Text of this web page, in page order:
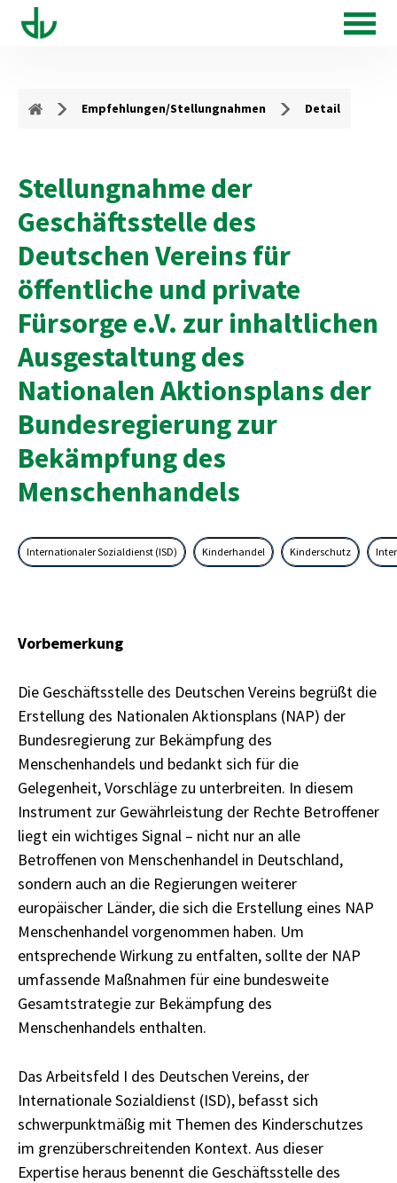
Empfehlungen/Stellungnahmen Detail
Stellungnahme der
Geschäftsstelle des
Deutschen Vereins für
öffentliche und private
Fürsorge e.V. zur inhaltlichen
Ausgestaltung des
Nationalen Aktionsplans der
Bundesregierung zur
Bekämpfung des
Menschenhandels
Internationaler Sozialdienst (ISD) Kinderhandel Kinderschutz
Vorbemerkung
Die Geschäftsstelle des Deutschen Vereins begrüßt die
Erstellung des Nationalen Aktionsplans (NAP) der
Bundesregierung zur Bekämpfung des
Menschenhandels und bedankt sich für die
Gelegenheit, Vorschläge zu unterbreiten. In diesem
Instrument zur Gewährleistung der Rechte Betroffener
liegt ein wichtiges Signal – nicht nur an alle
Betroffenen von Menschenhandel in Deutschland,
sondern auch an die Regierungen weiterer
europäischer Länder, die sich die Erstellung eines NAP
Menschenhandel vorgenommen haben. Um
entsprechende Wirkung zu entfalten, sollte der NAP
umfassende Maßnahmen für eine bundesweite
Gesamtstrategie zur Bekämpfung des
Menschenhandels enthalten.
Das Arbeitsfeld I des Deutschen Vereins, der
Internationale Sozialdienst (ISD), befasst sich
schwerpunktmäßig mit Themen des Kinderschutzes
im grenzüberschreitenden Kontext. Aus dieser
Expertise heraus benennt die Geschäftsstelle des